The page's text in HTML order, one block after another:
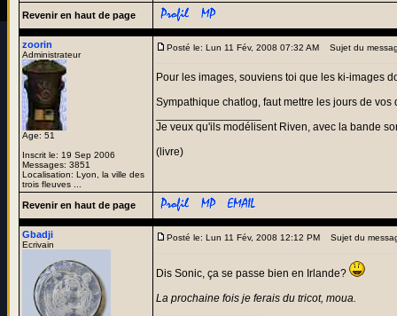
Revenir en haut de page
zoorin
Administrateur
Age: 51
Inscrit le: 19 Sep 2006
Messages: 3851
Localisation: Lyon, la ville des
trois fleuves ...
Posté le: Lun 11 Fév, 2008 07:32 AM Sujet du
Pour les images, souviens toi que les ki-images
Sympathique chatlog, faut mettre les jours de
Je veux qu'ils modélisent Riven, avec la bande
(livre)
Revenir en haut de page
Gbadji
Ecrivain
Posté le: Lun 11 Fév, 2008 12:12 PM Sujet du
Dis Sonic, ça se passe bien en Irlande?
La prochaine fois je ferais du tricot, moua.